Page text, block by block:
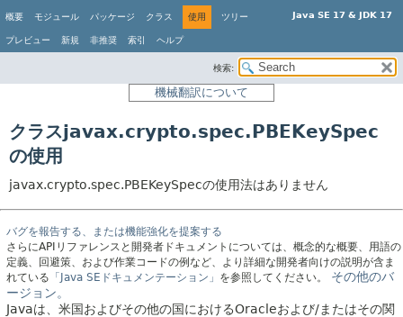
Java SE 17 & JDK 17
概要 モジュール パッケージ クラス 使用 ツリー
プレビュー 新規 非推奨 索引 ヘルプ
検索:
機械翻訳について
クラスjavax.crypto.spec.PBEKeySpec
の使用
javax.crypto.spec.PBEKeySpecの使用法はありません
バグを報告する、または機能強化を提案する
さらにAPIリファレンスと開発者ドキュメントについては、概念的な概要、用語の
定義、回避策、および作業コードの例など、より詳細な開発者向けの説明が含ま
れている 「Java SEドキュメンテーション」 を参照してください。
その他のバ
ージョン。
Javaは、米国およびその他の国におけるOracleおよび/またはその関